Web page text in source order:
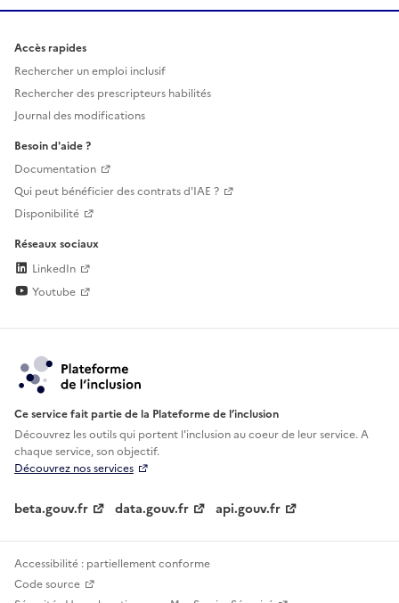
Accès rapides
Rechercher un emploi inclusif
Rechercher des prescripteurs habilités
Journal des modifications
Besoin d'aide ?
Documentation
Qui peut bénéficier des contrats d'IAE ?
Disponibilité
Réseaux sociaux
LinkedIn
Youtube
Ce service fait partie de la Plateforme de l’inclusion
Découvrez les outils qui portent l'inclusion aucoeur de leur service. A
chaque service, son objectif.
Découvrez nos services
beta.gouv.fr data.gouv.fr api.gouv.fr
Accessibilité : partiellement conforme
Code source